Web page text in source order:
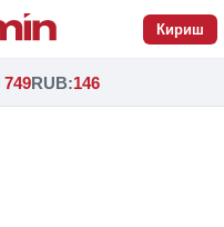
Кириш
749RUB:146